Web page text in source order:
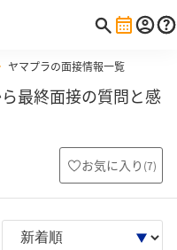
ヤマプラの面接情報一覧
最終面接の質問と感
お気に入り (7)